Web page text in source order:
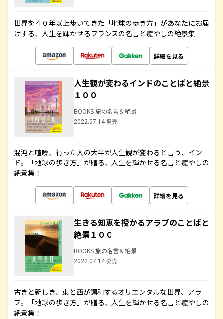
世界を４０年以上歩いてきた「地球の歩き方」があなたにお届
けする、人生を輝かせるフランスの名言と癒やしの絶景集
詳細を見る
人生観が変わるインドのことばと絶景
１００
BOOKS 旅の名言＆絶景
2022.07.14 発売
混沌と喧噪、行った人の大半が人生観が変わると言う、イン
ド。「地球の歩き方」が贈る、人生を輝かせる名言と癒やしの
絶景集！
詳細を見る
生きる知恵を授かるアラブのことばと
絶景１００
BOOKS 旅の名言＆絶景
2022.07.14 発売
古きと新しき、東と西が調和するオリエンタルな世界、アラ
ブ。「地球の歩き方」が贈る、人生を輝かせる名言と癒やしの
絶景集！